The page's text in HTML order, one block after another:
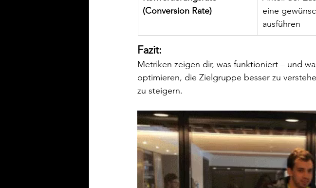
(Conversion Rate)
eine
ausführen
Fazit:
Metriken zeigen dir, was funktioniert – und
optimieren, die Zielgruppe besser zu
zu steigern.